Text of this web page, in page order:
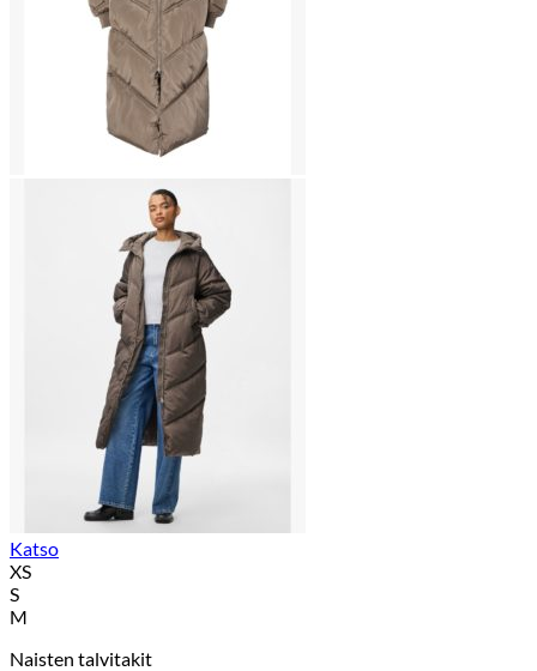
Katso
XS
S
M
Naisten talvitakit